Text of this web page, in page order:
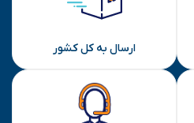
ارسال به کل کشور